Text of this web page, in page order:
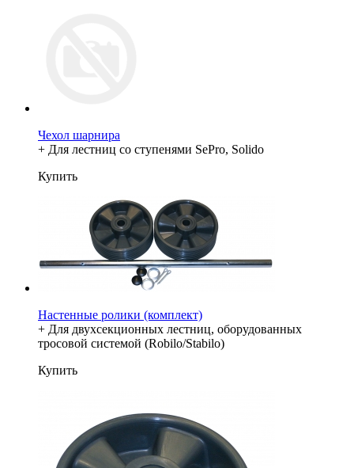
Чехол шарнира
+ Для лестниц со ступенями SePro, Solido
Купить
Настенные ролики (комплект)
+ Для двухсекционных лестниц, оборудованных
тросовой системой (Robilo/Stabilo)
Купить